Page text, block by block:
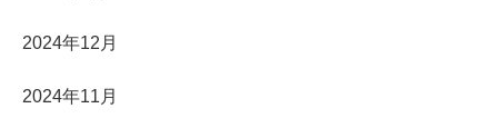
2024年12月
2024年11月